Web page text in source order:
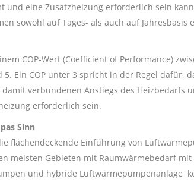
und eine Zusatzheizung erforderlich sein
sowohl auf Tages- als auch auf Jahresbasis
COP-Wert (Coefficient of Performance)
Ein COP unter 3 spricht in der Regel dafür,
verbundenen Anstiegs des Heizbedarfs
erforderlich sein.
Sinn
flächendeckende Einführung von
meisten Gebieten mit Raumwärmebedarf
und hybride Luftwärmepumpenanlage